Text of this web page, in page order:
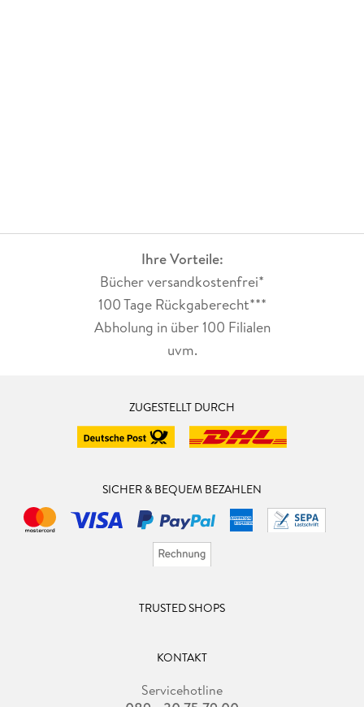
Ihre Vorteile:
Bücher versandkostenfrei*
100 Tage Rückgaberecht***
Abholung in über 100 Filialen
uvm.
ZUGESTELLT DURCH
SICHER & BEQUEM BEZAHLEN
TRUSTED SHOPS
KONTAKT
Servicehotline